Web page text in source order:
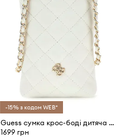
-15% з кодом WEB*
Guess сумка крос-боді дитяча зі штучної шкіри
1699 грн